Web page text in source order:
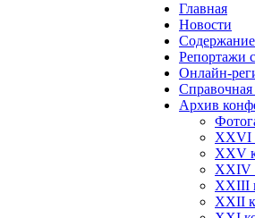
Главная
Новости
Репортажи
Онлайн-
Архив
XXVI
XXV
XXIV
XXIII
XXII